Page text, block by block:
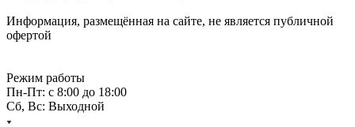
Информация, размещённая на сайте, не является публичной
офертой
Режим работы
Пн-Пт: с 8:00 до 18:00
Сб, Вс: Выходной